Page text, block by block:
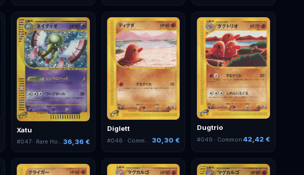
Xatu
#047· Rare Holo 36,36 €
Diglett
#048 · Common 30,30 €
Dugtrio
#049 · Common 42,42 €